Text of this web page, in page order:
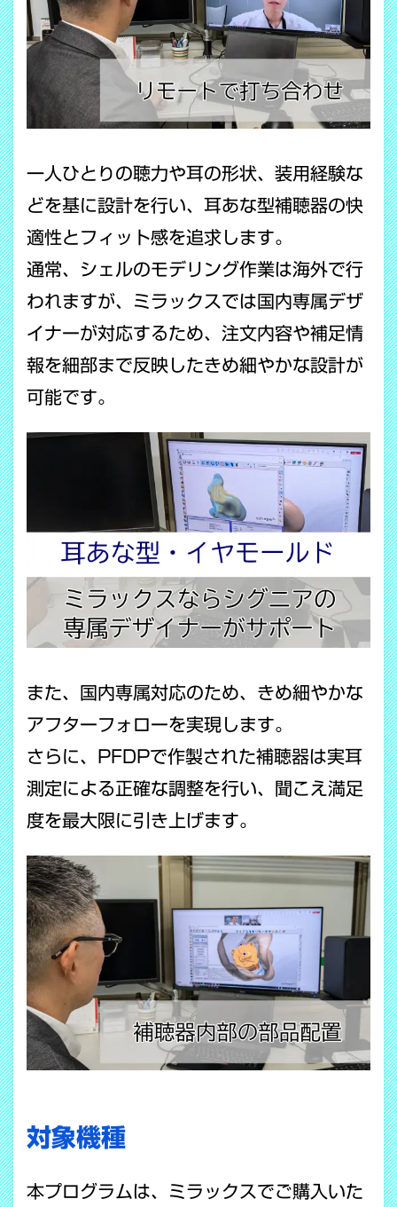
一人ひとりの聴力や耳の形状、装用経験な
どを基に設計を行い、耳あな型補聴器の快
適性とフィット感を追求します。
通常、シェルのモデリング作業は海外で行
われますが、ミラックスでは国内専属デザ
イナーが対応するため、注文内容や補足情
報を細部まで反映したきめ細やかな設計が
可能です。
また、国内専属対応のため、きめ細やかな
アフターフォローを実現します。
さらに、PFDPで作製された補聴器は実耳
測定による正確な調整を行い、聞こえ満足
度を最大限に引き上げます。
対象機種
本プログラムは、ミラックスでご購入いた